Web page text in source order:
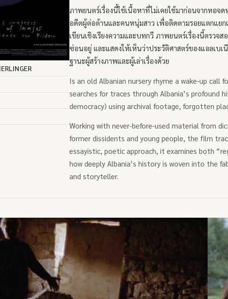
ภาพยนตร์เรื่องนี้ใช้เนื้อหาที่ไม่เคยใช้มาก่อนจากหอจ
อดีตผู้ต่อต้านและคนหนุ่มสาว เพื่อติดตามรอยแตกแยก
เขียนเชิงเรียงความและบทกวี ภาพยนตร์เรื่องนี้ตรว
ซ่อนอยู่ และแสดงให้เห็นว่าประวัติศาสตร์ของแอลเบ
ฐานะผู้สร้างภาพและผู้เล่าเรื่องด้วย
Is an old Albanian nursery rhyme a wake-up
searches for traces through Albania’s
democracy) using archival footage, forgotten
Working with never-before-used material from
former dissidents and young people, the film
essayistic, poetic approach, it examines both
how deeply Albania’s history is woven into the
and storyteller.